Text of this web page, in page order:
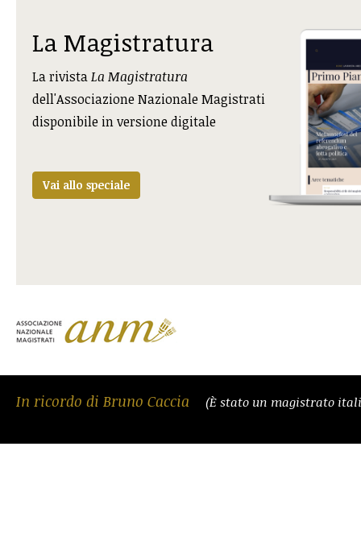
La Magistratura
La rivistaLa Magistratura
dell'Associazione Nazionale Magistrati
disponibile in versione digitale
Vai allo speciale
In ricordo di Bruno Caccia (È stato un magistrato